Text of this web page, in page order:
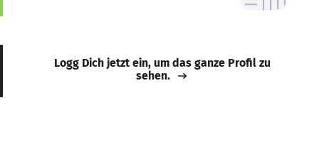
Logg Dich jetzt ein, um das ganze Profil zu
sehen.